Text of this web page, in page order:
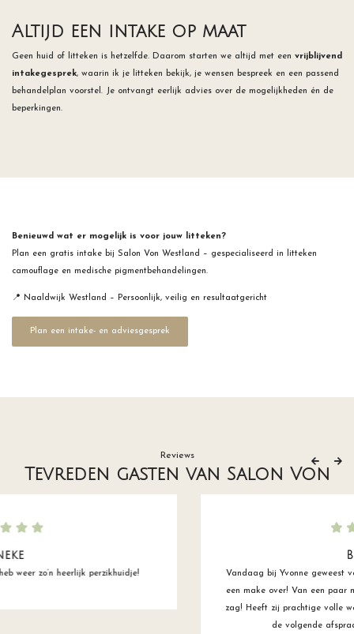
Altijd een intake op maat
Geen huid of litteken is hetzelfde. Daarom starten we altijd met een vrijblijvend
intakegesprek, waarin ik je litteken bekijk, je wensen bespreek en een passend
behandelplan voorstel. Je ontvangt eerlijk advies over de mogelijkheden én de
beperkingen.
Benieuwd wat er mogelijk is voor jouw litteken?
Plan een gratis intake bij Salon Von Westland – gespecialiseerd in litteken
camouflage en medische pigmentbehandelingen.
📍 Naaldwijk Westland – Persoonlijk, veilig en resultaatgericht
Plan een intake- en adviesgesprek
Reviews
Tevreden gasten van Salon Von
Vandaag bij Yvonne geweest voor mijn armetierige wenkbrauwen. Wat
een make over! Van een paar miezerige wenkbrauwen die je bijna niet
zag! Heeft zij prachtige volle wenkbrauwen gemaakt. Super blij mee en
de volgende afspraak is meteen weer gemaakt!